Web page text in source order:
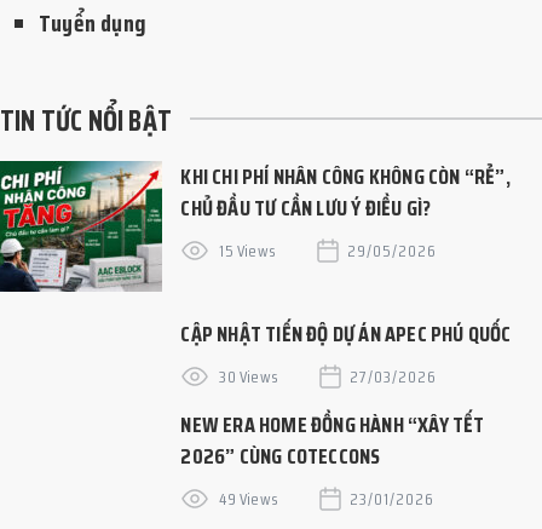
Tuyển dụng
TIN TỨC NỔI BẬT
KHI CHI PHÍ NHÂN CÔNG KHÔNG CÒN “RẺ”,
CHỦ ĐẦU TƯ CẦN LƯU Ý ĐIỀU GÌ?
15 Views 29/05/2026
CẬP NHẬT TIẾN ĐỘ DỰ ÁN APEC PHÚ QUỐC
30 Views 27/03/2026
NEW ERA HOME ĐỒNG HÀNH “XÂY TẾT
2026” CÙNG COTECCONS
49 Views 23/01/2026